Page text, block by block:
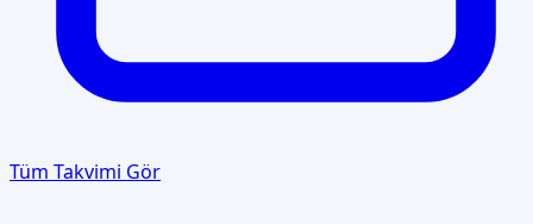
Tüm Takvimi Gör